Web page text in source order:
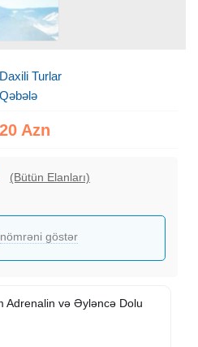
Daxili Turlar
Qəbələ
20 Azn
(Bütün Elanları)
nömrəni göstər
Adrenalin və Əyləncə Dolu